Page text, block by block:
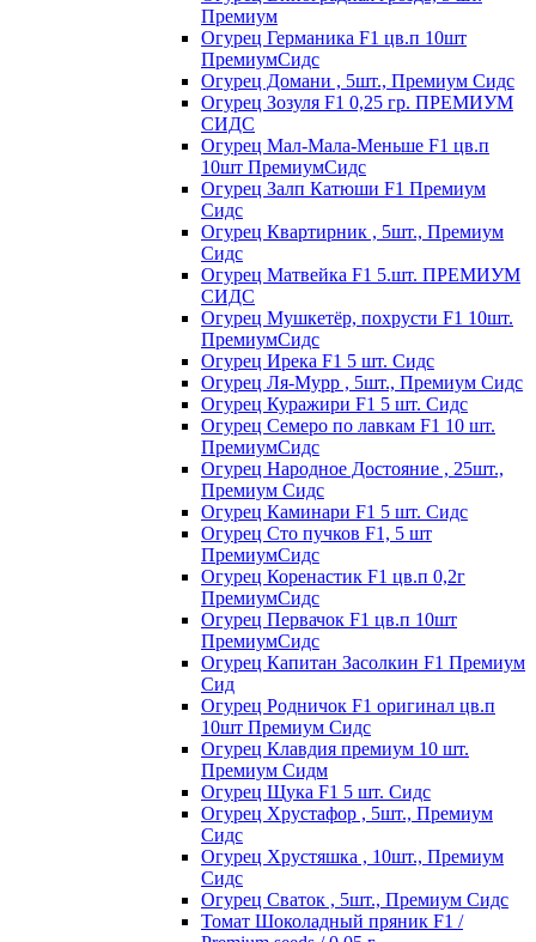
Премиум
Огурец Германика F1 цв.п 10шт
ПремиумСидс
Огурец Домани , 5шт., Премиум Сидс
Огурец Зозуля F1 0,25 гр. ПРЕМИУМ
СИДС
Огурец Мал-Мала-Меньше F1 цв.п
10шт ПремиумСидс
Огурец Залп Катюши F1 Премиум
Сидс
Огурец Квартирник , 5шт., Премиум
Сидс
Огурец Матвейка F1 5.шт. ПРЕМИУМ
СИДС
Огурец Мушкетёр, похрусти F1 10шт.
ПремиумСидс
Огурец Ирека F1 5 шт. Сидс
Огурец Ля-Мурр , 5шт., Премиум Сидс
Огурец Куражири F1 5 шт. Сидс
Огурец Семеро по лавкам F1 10 шт.
ПремиумСидс
Огурец Народное Достояние , 25шт.,
Премиум Сидс
Огурец Каминари F1 5 шт. Сидс
Огурец Сто пучков F1, 5 шт
ПремиумСидс
Огурец Коренастик F1 цв.п 0,2г
ПремиумСидс
Огурец Первачок F1 цв.п 10шт
ПремиумСидс
Огурец Капитан Засолкин F1 Премиум
Сид
Огурец Родничок F1 оригинал цв.п
10шт Премиум Сидс
Огурец Клавдия премиум 10 шт.
Премиум Сидм
Огурец Щука F1 5 шт. Сидс
Огурец Хрустафор , 5шт., Премиум
Сидс
Огурец Хрустяшка , 10шт., Премиум
Сидс
Огурец Сваток , 5шт., Премиум Сидс
Томат Шоколадный пряник F1 /